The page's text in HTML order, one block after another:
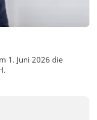
1. Juni 2026 die